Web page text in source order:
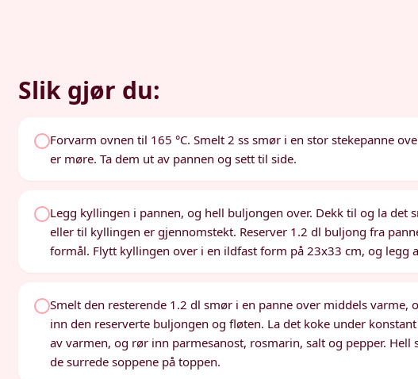
Slik gjør du:
Forvarm ovnen til 165 °C. Smelt 2 ss smør i en stor stekepanne
er møre. Ta dem ut av pannen og sett til side.
Legg kyllingen i pannen, og hell buljongen over. Dekk til og la det
eller til kyllingen er gjennomstekt. Reserver 1.2 dl buljong fra
formål. Flytt kyllingen over i en ildfast form på 23x33 cm, og legg
Smelt den resterende 1.2 dl smør i en panne over middels
inn den reserverte buljongen og fløten. La det koke under
av varmen, og rør inn parmesanost, rosmarin, salt og pepper.
de surrede soppene på toppen.